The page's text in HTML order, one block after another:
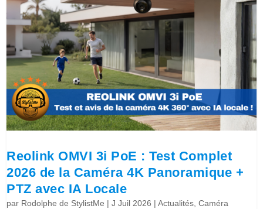
Reolink OMVI 3i PoE : Test Complet
2026 de la Caméra 4K Panoramique +
PTZ avec IA Locale
par Rodolphe de StylistMe |J Juil 2026 |Actualités ,Caméra